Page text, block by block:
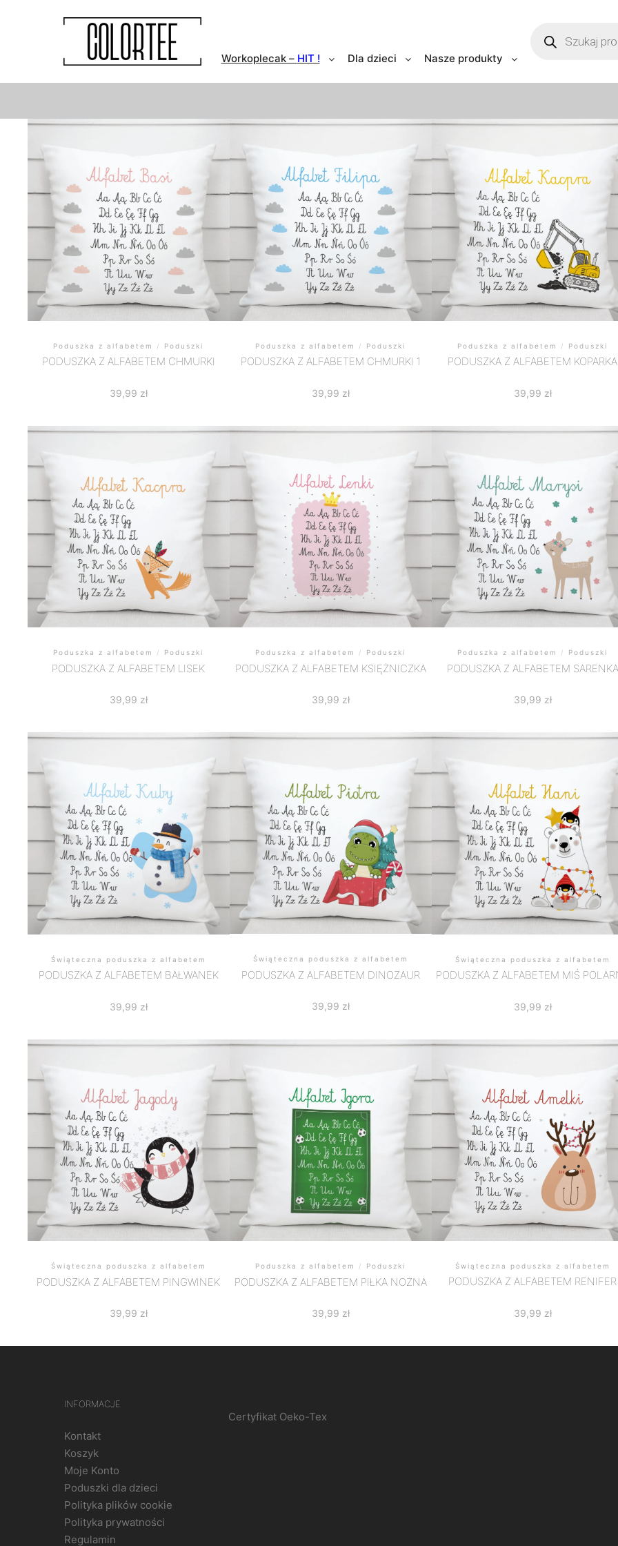
Workoplecak – HIT ! Dla dzieci Nasze produkty
SKLEP
Poduszka z alfabetem / Poduszki
PODUSZKA Z ALFABETEM CHMURKI
39,99 zł
Poduszka z alfabetem / Poduszki
PODUSZKA Z ALFABETEM CHMURKI 1
39,99 zł
Poduszka z alfabetem / Poduszki
PODUSZKA Z ALFABETEM KOPARKA
39,99 zł
Poduszka z alfabetem / Poduszki
PODUSZKA Z ALFABETEM LISEK
39,99 zł
Poduszka z alfabetem / Poduszki
PODUSZKA Z ALFABETEM KSIĘŻNICZKA
39,99 zł
Poduszka z alfabetem / Poduszki
PODUSZKA Z ALFABETEM SARENKA
39,99 zł
Świąteczna poduszka z alfabetem
PODUSZKA Z ALFABETEM BAŁWANEK
39,99 zł
Świąteczna poduszka z alfabetem
PODUSZKA Z ALFABETEM DINOZAUR
39,99 zł
Świąteczna poduszka z alfabetem
PODUSZKA Z ALFABETEM MIŚ
39,99 zł
Świąteczna poduszka z alfabetem
PODUSZKA Z ALFABETEM PINGWINEK
39,99 zł
Poduszka z alfabetem / Poduszki
PODUSZKA Z ALFABETEM PIŁKA NOŻNA
39,99 zł
Świąteczna poduszka z alfabetem
PODUSZKA Z ALFABETEM RENIFER
39,99 zł
INFORMACJE
Kontakt
Koszyk
Moje Konto
Poduszki dla dzieci
Polityka plików cookie
Polityka prywatności
Regulamin
Certyfikat Oeko-Tex